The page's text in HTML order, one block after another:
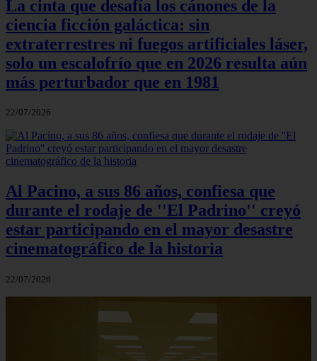
La cinta que desafía los cánones de la
ciencia ficción galáctica: sin
extraterrestres ni fuegos artificiales láser,
solo un escalofrío que en 2026 resulta aún
más perturbador que en 1981
22/07/2026
Al Pacino, a sus 86 años, confiesa que
durante el rodaje de ''El Padrino'' creyó
estar participando en el mayor desastre
cinematográfico de la historia
22/07/2026